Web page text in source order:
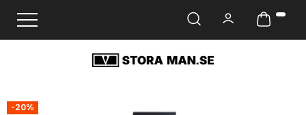
Ändra navigering
-20%